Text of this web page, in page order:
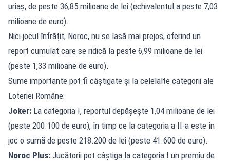
uriaș, de peste 36,85 milioane de lei (echivalentul a peste 7,03
milioane de euro).
Nici jocul înfrățit, Noroc, nu se lasă mai prejos, oferind un
report cumulat care se ridică la peste 6,99 milioane de lei
(peste 1,33 milioane de euro).
Sume importante pot fi câștigate și la celelalte categorii ale
Loteriei Române:
Joker: La categoria I, reportul depășește 1,04 milioane de lei
(peste 200.100 de euro), în timp ce la categoria a II-a este în
joc o sumă de peste 218.200 de lei (peste 41.600 de euro).
Noroc Plus: Jucătorii pot câștiga la categoria I un premiu de